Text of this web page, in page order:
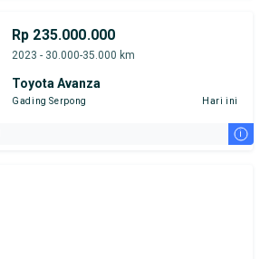
Rp 235.000.000
2023 - 30.000-35.000 km
Toyota Avanza
Gading Serpong Hari ini
i